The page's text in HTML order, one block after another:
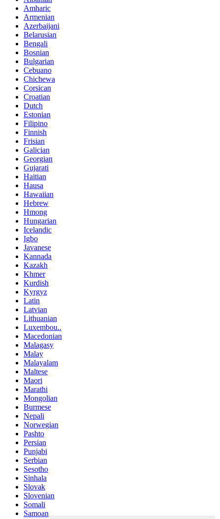
Amharic
Armenian
Azerbaijani
Belarusian
Bengali
Bosnian
Bulgarian
Cebuano
Chichewa
Corsican
Croatian
Dutch
Estonian
Filipino
Finnish
Frisian
Galician
Georgian
Gujarati
Haitian
Hausa
Hawaiian
Hebrew
Hmong
Hungarian
Icelandic
Igbo
Javanese
Kannada
Kazakh
Khmer
Kurdish
Kyrgyz
Latin
Latvian
Lithuanian
Luxembou..
Macedonian
Malagasy
Malay
Malayalam
Maltese
Maori
Marathi
Mongolian
Burmese
Nepali
Norwegian
Pashto
Persian
Punjabi
Serbian
Sesotho
Sinhala
Slovak
Slovenian
Somali
Samoan